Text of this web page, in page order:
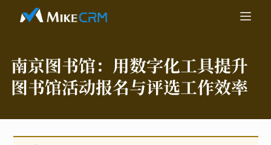
南京图书馆： 用数字化工具提升
图书馆活动报名与评选工作效率